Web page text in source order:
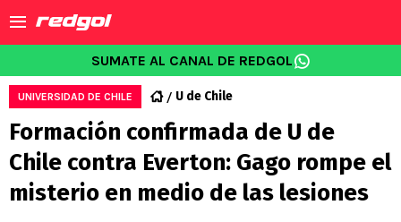
SUMATE AL CANAL DE REDGOL
UNIVERSIDAD DE CHILE U de Chile
Formación confirmada de U de
Chile contra Everton: Gago rompe el
misterio en medio de las lesiones